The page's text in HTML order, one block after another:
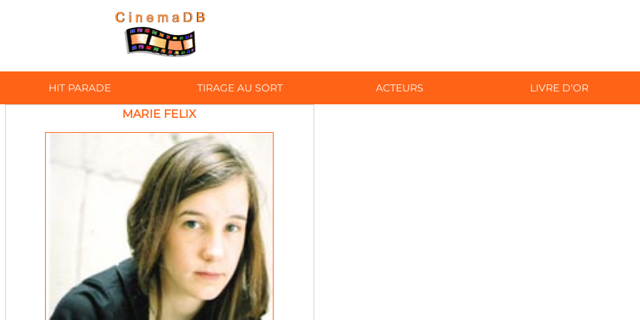
HIT PARADE TIRAGE AU SORT ACTEURS LIVRE D'OR
MARIE FELIX